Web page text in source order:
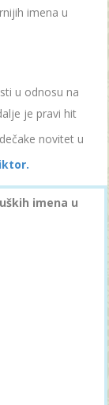
imena u
u odnosu na
je pravi hit
novitet u
imena u